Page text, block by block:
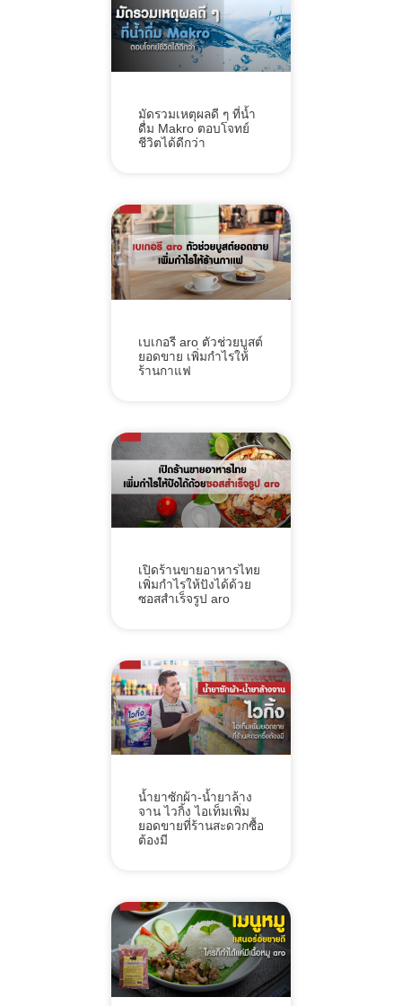
มัดรวมเหตุผลดี ๆ ที่น้ำ
ดื่ม Makro ตอบโจทย์
ชีวิตได้ดีกว่า
เบเกอรี aro ตัวช่วยบูสต์
ยอดขาย เพิ่มกำไรให้
ร้านกาแฟ
เปิดร้านขายอาหารไทย
เพิ่มกำไรให้ปังได้ด้วย
ซอสสำเร็จรูป aro
น้ำยาซักผ้า-น้ำยาล้าง
จาน ไวกิ้ง ไอเท็มเพิ่ม
ยอดขายที่ร้านสะดวกซื้อ
ต้องมี